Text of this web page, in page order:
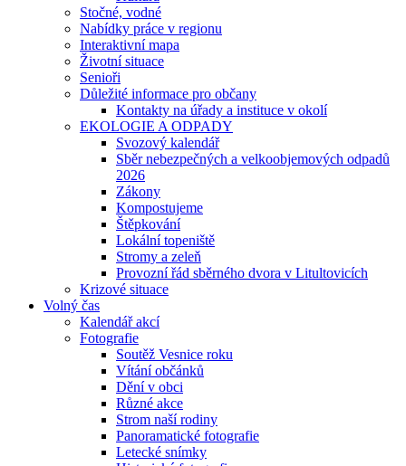
Stočné, vodné
Nabídky práce v regionu
Interaktivní mapa
Životní situace
Senioři
Důležité informace pro občany
Kontakty na úřady a instituce v okolí
EKOLOGIE A ODPADY
Svozový kalendář
Sběr nebezpečných a velkoobjemových odpadů
2026
Zákony
Kompostujeme
Štěpkování
Lokální topeniště
Stromy a zeleň
Provozní řád sběrného dvora v Litultovicích
Krizové situace
Volný čas
Kalendář akcí
Fotografie
Soutěž Vesnice roku
Vítání občánků
Dění v obci
Různé akce
Strom naší rodiny
Panoramatické fotografie
Letecké snímky